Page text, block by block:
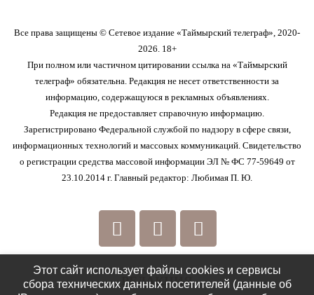
Все права защищены © Сетевое издание «Таймырский телеграф», 2020-
2026. 18+
При полном или частичном цитировании ссылка на «Таймырский
телеграф» обязательна. Редакция не несет ответственности за
информацию, содержащуюся в рекламных объявлениях.
Редакция не предоставляет справочную информацию.
Зарегистрировано Федеральной службой по надзору в сфере связи,
информационных технологий и массовых коммуникаций. Свидетельство
о регистрации средства массовой информации ЭЛ № ФС 77-59649 от
23.10.2014 г. Главный редактор: Любимая П. Ю.
РЕДАКЦИЯ
Этот сайт использует файлы cookies и сервисы
сбора технических данных посетителей (данные об